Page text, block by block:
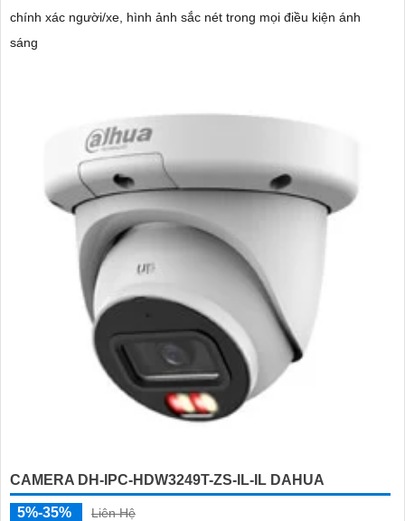
chính xác người/xe, hình ảnh sắc nét trong mọi điều kiện ánh
sáng
CAMERA DH-IPC-HDW3249T-ZS-IL-IL DAHUA
5%-35%
Liên Hệ